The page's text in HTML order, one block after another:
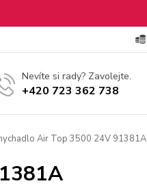
Nevíte si rady? Zavolejte.
+420 723 362 738
Air Top 3500 24V 91381A